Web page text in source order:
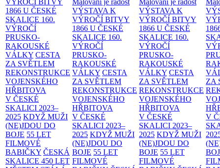
VÝROČÍ BITVY
1866 U ČESKÉ
SKALICE 160.
VÝROČÍ
PRUSKO-
RAKOUSKÉ
VÁLKY CESTA
ZA SVĚTLEM
REKONSTRUKCE
VOJENSKÉHO
HŘBITOVA
V ČESKÉ
SKALICI 2023–
2025 KDYŽ MUŽI
(NE)JDOU DO
BOJE 55 LET
FILMOVÉ
BABIČKY ČESKÁ
SKALICE 450 LET
Malování je radost
VÝSTAVA K
VÝROČÍ BITVY
1866 U ČESKÉ
SKALICE 160.
VÝROČÍ
PRUSKO-
RAKOUSKÉ
VÁLKY CESTA
ZA SVĚTLEM
REKONSTRUKCE
VOJENSKÉHO
HŘBITOVA
V ČESKÉ
SKALICI 2023–
2025 KDYŽ MUŽI
(NE)JDOU DO
BOJE 55 LET
FILMOVÉ
Malování je radost
VÝSTAVA K
VÝROČÍ BITVY
1866 U ČESKÉ
SKALICE 160.
VÝROČÍ
PRUSKO-
RAKOUSKÉ
VÁLKY CESTA
ZA SVĚTLEM
REKONSTRUKCE
VOJENSKÉHO
HŘBITOVA
V ČESKÉ
SKALICI 2023–
2025 KDYŽ MUŽI
(NE)JDOU DO
BOJE 55 LET
FILMOVÉ
ZA
V